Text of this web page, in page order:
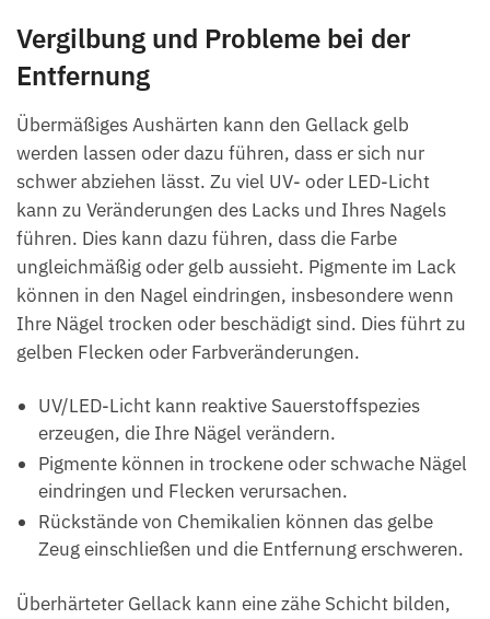
Vergilbung und Probleme bei der
Entfernung
Übermäßiges Aushärten kann den Gellack gelb
werden lassen oder dazu führen, dass er sich nur
schwer abziehen lässt. Zu viel UV- oder LED-Licht
kann zu Veränderungen des Lacks und Ihres Nagels
führen. Dies kann dazu führen, dass die Farbe
ungleichmäßig oder gelb aussieht. Pigmente im Lack
können in den Nagel eindringen, insbesondere wenn
Ihre Nägel trocken oder beschädigt sind. Dies führt zu
gelben Flecken oder Farbveränderungen.
UV/LED-Licht kann reaktive Sauerstoffspezies
erzeugen, die Ihre Nägel verändern.
Pigmente können in trockene oder schwache Nägel
eindringen und Flecken verursachen.
Rückstände von Chemikalien können das gelbe
Zeug einschließen und die Entfernung erschweren.
Überhärteter Gellack kann eine zähe Schicht bilden,